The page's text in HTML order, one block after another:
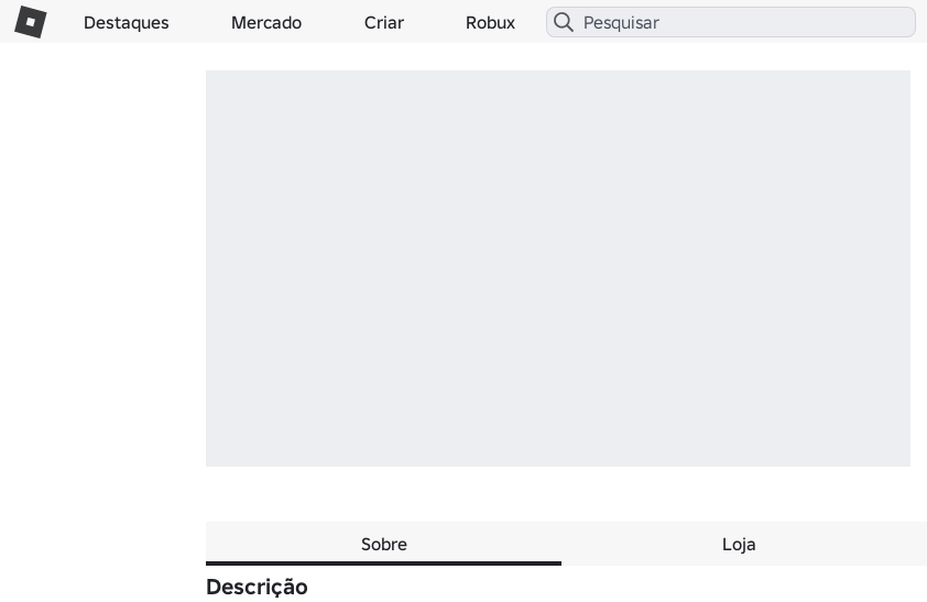
Destaques Mercado Criar Robux
Sobre Loja
Descrição